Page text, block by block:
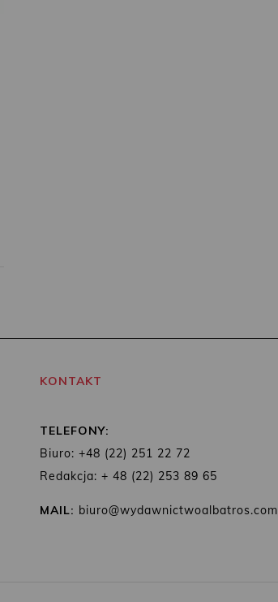
KONTAKT
TELEFONY:
Biuro: +48 (22) 251 22 72
Redakcja: + 48 (22) 253 89 65
MAIL: biuro@wydawnictwoalbatros.com